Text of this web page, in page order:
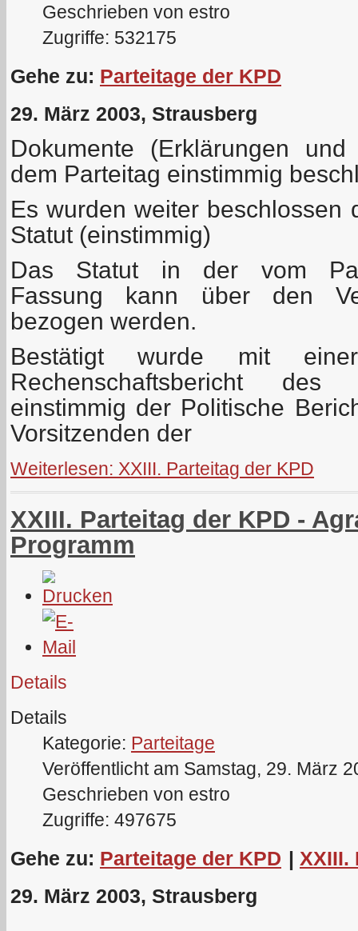
Geschrieben von estro
Zugriffe: 532175
Gehe zu: Parteitage der KPD
29. März 2003, Strausberg
Dokumente (Erklärungen
dem Parteitag einstimmig
Es wurden weiter beschlossen
Statut (einstimmig)
Das Statut in der vom
Fassung kann über den
bezogen werden.
Bestätigt wurde mit
Rechenschaftsbericht des
einstimmig der Politische
Vorsitzenden der
Weiterlesen: XXIII. Parteitag der KPD
XXIII. Parteitag der KPD -
Programm
Details
Details
Kategorie: Parteitage
Veröffentlicht am Samstag, 29. März
Geschrieben von estro
Zugriffe: 497675
Gehe zu: Parteitage der KPD | XXIII.
29. März 2003, Strausberg